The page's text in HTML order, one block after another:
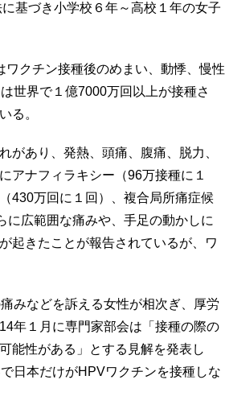
基づき小学校６年～高校１年の女子
クチン接種後のめまい、動悸、慢性
世界で１億7000万回以上が接種さ
る。
あり、発熱、頭痛、腹痛、脱力、
アナフィラキシー（96万接種に１
430万回に１回）、複合局所痛症候
広範囲な痛みや、手足の動かしに
起きたことが報告されているが、ワ
みなどを訴える女性が相次ぎ、厚労
年１月に専門家部会は「接種の際の
能性がある」とする見解を発表し
日本だけがHPVワクチンを接種しな